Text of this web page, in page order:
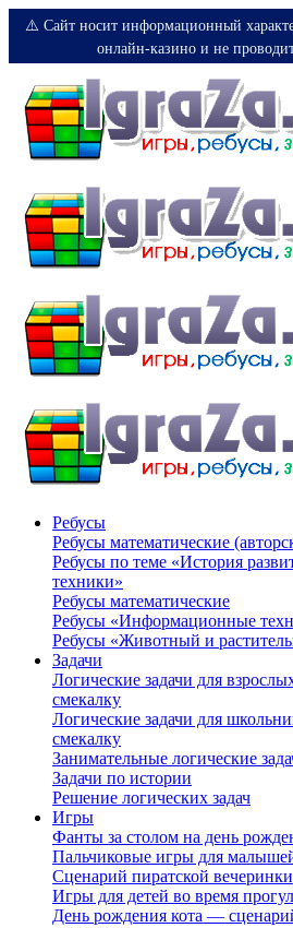
⚠️ Сайт носит информационный
онлайн-казино и не
Ребусы
Ребусы математические
Ребусы по теме «История
техники»
Ребусы математические
Ребусы «Информационные
Ребусы «Животный и
Задачи
Логические задачи для
смекалку
Логические задачи для
смекалку
Занимательные логические
Задачи по истории
Решение логических задач
Игры
Фанты за столом на день
Пальчиковые игры для
Сценарий пиратской
Игры для детей во время
День рождения кота —